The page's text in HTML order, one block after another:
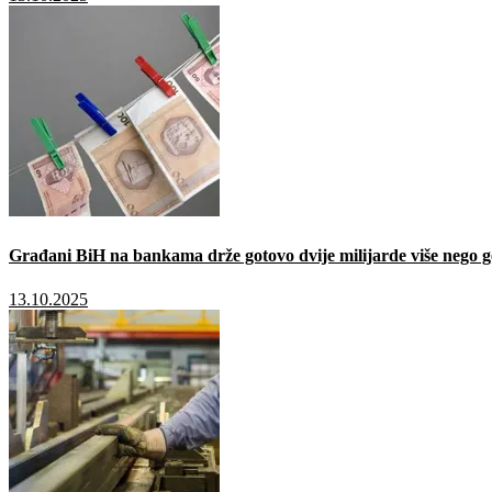
Građani BiH na bankama drže gotovo dvije milijarde više nego
13.10.2025